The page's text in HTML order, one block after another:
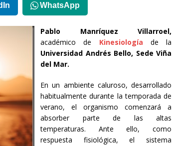
WhatsApp
Pablo Manríquez Villarroel,
académico de
Kinesiología
de la
Universidad Andrés Bello, Sede Viña
del Mar.
En un ambiente caluroso, desarrollado
habitualmente durante la temporada de
verano, el organismo comenzará a
absorber parte de las altas
temperaturas. Ante ello, como
respuesta fisiológica, el sistema